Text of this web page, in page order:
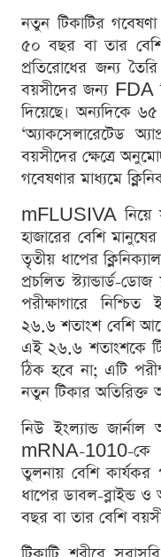
নতুন টিকাটির
৫০ বছর বা তার
প্রতিরোধের জন্য
বয়সীদের জন্য FDA
দিয়েছে। অন্যদিকে
‘অ্যাকসেলারেটেড
বয়সীদের ক্ষেত্রে
গবেষণার মাধ্যমে
mFLUSIVA নিয়ে
হাজারের বেশি
তৃতীয় ধাপের
প্রচলিত স্ট্যান্ডার্ড-
পরীক্ষাগারে নিশ্চিত
২৬.৬ শতাংশ বেশি
এই ২৬.৬ শতাংশকে
ঠিক হবে না; এটি
নতুন টিকার অতিরিক্ত
নিউ ইংল্যান্ড
mRNA-1010-কে
তুলনায় বেশি কার্যকর
ধাপের ডাবল-ব্লাইন্ড
বছর বা তার বেশি